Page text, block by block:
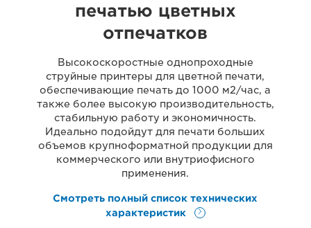
печатью цветных
отпечатков
Высокоскоростные однопроходные
струйные принтеры для цветной печати,
обеспечивающие печать до 1000 м2/час, а
также более высокую производительность,
стабильную работу и экономичность.
Идеально подойдут для печати больших
объемов крупноформатной продукции для
коммерческого или внутриофисного
применения.
Смотреть полный список технических
характеристик